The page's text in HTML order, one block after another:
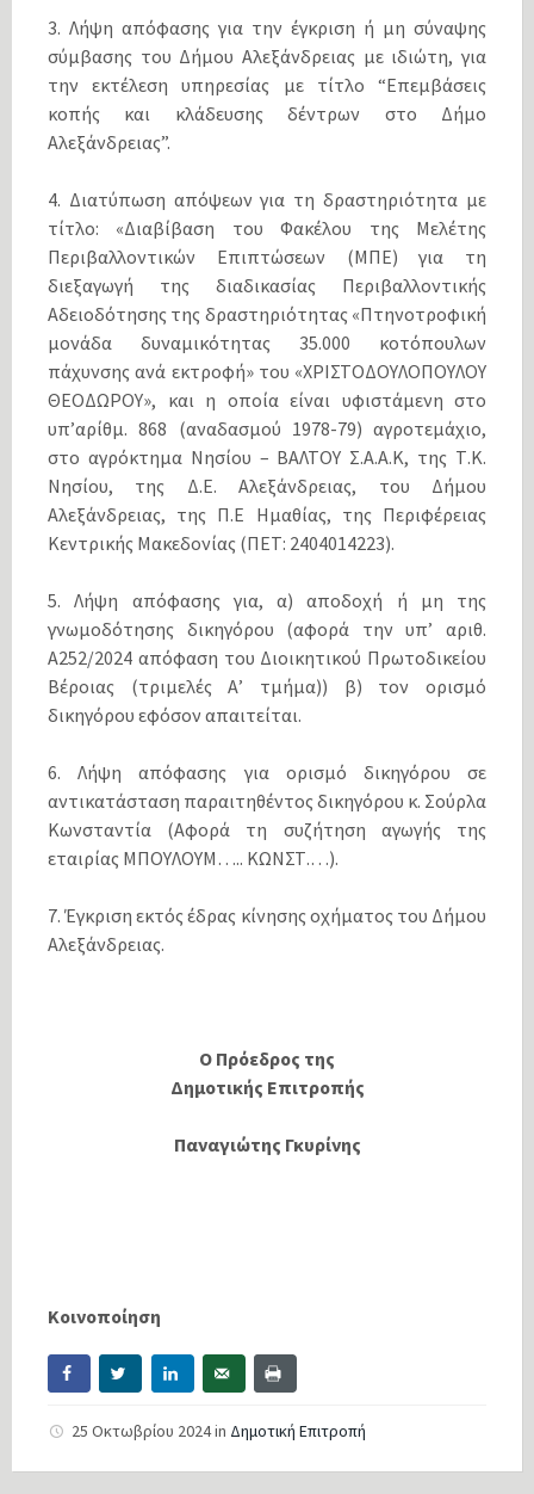
3. Λήψη απόφασης για την έγκριση ή μη σύναψης
σύμβασης του Δήμου Αλεξάνδρειας με ιδιώτη, για
την εκτέλεση υπηρεσίας με τίτλο “Επεμβάσεις
κοπής και κλάδευσης δέντρων στο Δήμο
Αλεξάνδρειας”.
4. Διατύπωση απόψεων για τη δραστηριότητα με
τίτλο: «Διαβίβαση του Φακέλου της Μελέτης
Περιβαλλοντικών Επιπτώσεων (ΜΠΕ) για τη
διεξαγωγή της διαδικασίας Περιβαλλοντικής
Αδειοδότησης της δραστηριότητας «Πτηνοτροφική
μονάδα δυναμικότητας 35.000 κοτόπουλων
πάχυνσης ανά εκτροφή» του «ΧΡΙΣΤΟΔΟΥΛΟΠΟΥΛΟΥ
ΘΕΟΔΩΡΟΥ», και η οποία είναι υφιστάμενη στο
υπ’αρίθμ. 868 (αναδασμού 1978-79) αγροτεμάχιο,
στο αγρόκτημα Νησίου – ΒΑΛΤΟΥ Σ.Α.Α.Κ, της Τ.Κ.
Νησίου, της Δ.Ε. Αλεξάνδρειας, του Δήμου
Αλεξάνδρειας, της Π.Ε Ημαθίας, της Περιφέρειας
Κεντρικής Μακεδονίας (ΠΕΤ: 2404014223).
5. Λήψη απόφασης για, α) αποδοχή ή μη της
γνωμοδότησης δικηγόρου (αφορά την υπ’ αριθ.
Α252/2024 απόφαση του Διοικητικού Πρωτοδικείου
Βέροιας (τριμελές Α’ τμήμα)) β) τον ορισμό
δικηγόρου εφόσον απαιτείται.
6. Λήψη απόφασης για ορισμό δικηγόρου σε
αντικατάσταση παραιτηθέντος δικηγόρου κ. Σούρλα
Κωνσταντία (Αφορά τη συζήτηση αγωγής της
εταιρίας ΜΠΟΥΛΟΥΜ….. ΚΩΝΣΤ.…).
7. Έγκριση εκτός έδρας κίνησης οχήματος του Δήμου
Αλεξάνδρειας.
Ο Πρόεδρος της
Δημοτικής Επιτροπής
Παναγιώτης Γκυρίνης
Κοινοποίηση
25 Οκτωβρίου 2024in Δημοτική Επιτροπή